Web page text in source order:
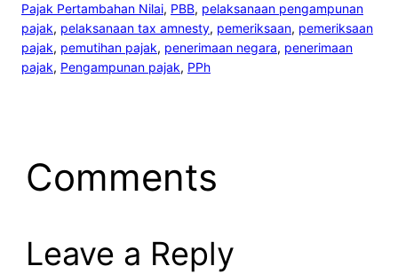
Pajak Pertambahan Nilai, PBB, pelaksanaan pengampunan
pajak, pelaksanaan tax amnesty, pemeriksaan, pemeriksaan
pajak, pemutihan pajak, penerimaan negara, penerimaan
pajak, Pengampunan pajak, PPh
Comments
Leave a Reply